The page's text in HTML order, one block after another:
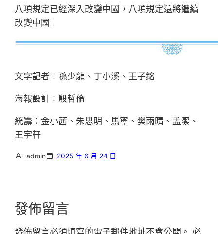
八項規定已經深入改變中國，八項規定還將繼續
改變中國！
文字記者：孫少龍、丁小溪、王子銘
海報設計：殷哲倫
統籌：金小茜、朱思明、馬寧、樊雨晴、孟潔、
王宇軒
admin 2025 年 6 月 24 日
發佈留言
發佈留言必須填寫的電子郵件地址不會公開。 必